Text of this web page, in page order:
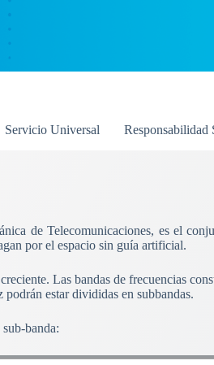
Servicio Universal Responsabilidad
de Telecomunicaciones, es el
por el espacio sin guía artificial.
Las bandas de frecuencias
estar divididas en subbandas.
banda: